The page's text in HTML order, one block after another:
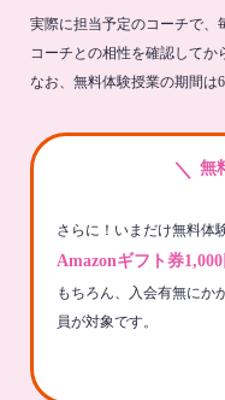
実際に担当予定のコーチで、
コーチとの相性を確認してか
なお、無料体験授業の期間は
＼ 無
さらに！いまだけ無料体
Amazonギフト券
もちろん、入会有無にか
員が対象です。